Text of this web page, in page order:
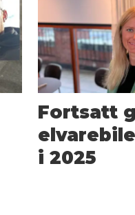
Fortsatt
i 2025